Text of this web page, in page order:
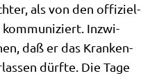
als von den offi­zi­el­
kom­mu­ni­ziert. Inzwi­
daß er das Kran­ken­
dürf­te. Die Tage